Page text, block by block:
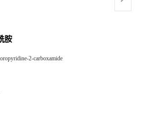
胺
2-carboxamide